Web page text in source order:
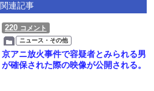
関連記事
220 コメント
ニュース・その他
京アニ放火事件で容疑者とみられる男
が確保された際の映像が公開される。